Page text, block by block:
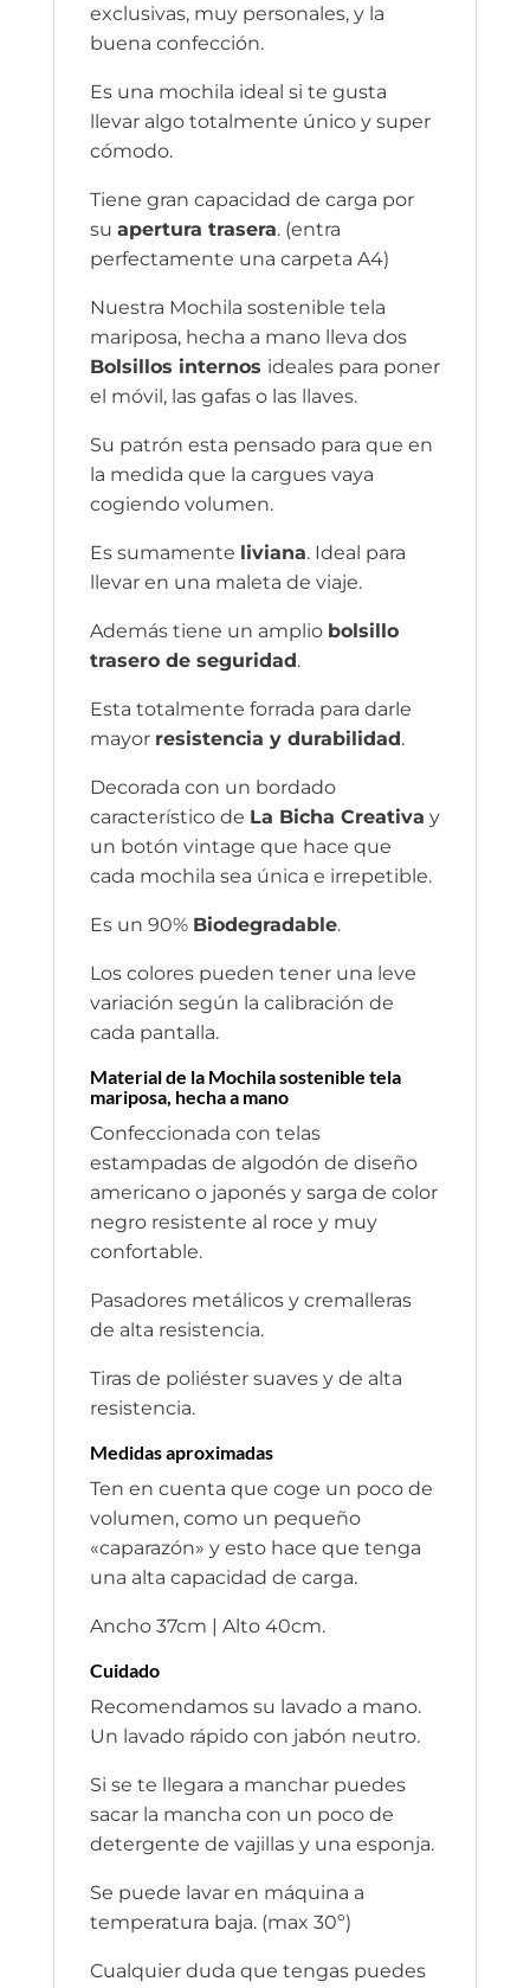
exclusivas, muy personales, y la
buena confección.
Es una mochila ideal si te gusta
llevar algo totalmente único y super
cómodo.
Tiene gran capacidad de carga por
su apertura trasera. (entra
perfectamente una carpeta A4)
Nuestra Mochila sostenible tela
mariposa, hecha a mano lleva dos
Bolsillos internos ideales para poner
el móvil, las gafas o las llaves.
Su patrón esta pensado para que en
la medida que la cargues vaya
cogiendo volumen.
Es sumamente liviana. Ideal para
llevar en una maleta de viaje.
Además tiene un amplio bolsillo
trasero de seguridad.
Esta totalmente forrada para darle
mayor resistencia y durabilidad.
Decorada con un bordado
característico de La Bicha Creativa y
un botón vintage que hace que
cada mochila sea única e irrepetible.
Es un 90% Biodegradable.
Los colores pueden tener una leve
variación según la calibración de
cada pantalla.
Material de la Mochila sostenible tela
mariposa, hecha a mano
Confeccionada con telas
estampadas de algodón de diseño
americano o japonés y sarga de color
negro resistente al roce y muy
confortable.
Pasadores metálicos y cremalleras
de alta resistencia.
Tiras de poliéster suaves y de alta
resistencia.
Medidas aproximadas
Ten en cuenta que coge un poco de
volumen, como un pequeño
«caparazón» y esto hace que tenga
una alta capacidad de carga.
Ancho 37cm | Alto 40cm.
Cuidado
Recomendamos su lavado a mano.
Un lavado rápido con jabón neutro.
Si se te llegara a manchar puedes
sacar la mancha con un poco de
detergente de vajillas y una esponja.
Se puede lavar en máquina a
temperatura baja. (max 30º)
Cualquier duda que tengas puedes